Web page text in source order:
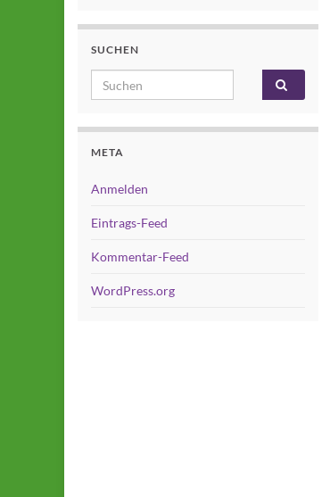
SUCHEN
Search for:
META
Anmelden
Eintrags-Feed
Kommentar-Feed
WordPress.org